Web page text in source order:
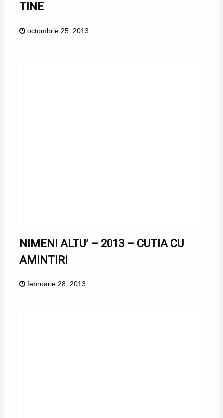
TINE
octombrie 25, 2013
NIMENI ALTU’ – 2013 – CUTIA CU
AMINTIRI
februarie 28, 2013